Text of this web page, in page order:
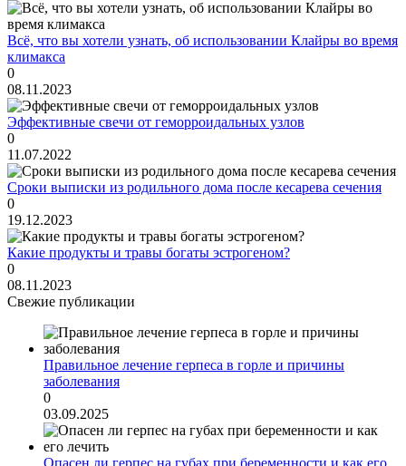
Всё, что вы хотели узнать, об использовании Клайры во время
климакса
0
08.11.2023
Эффективные свечи от геморроидальных узлов
0
11.07.2022
Сроки выписки из родильного дома после кесарева сечения
0
19.12.2023
Какие продукты и травы богаты эстрогеном?
0
08.11.2023
Свежие публикации
Правильное лечение герпеса в горле и причины
заболевания
0
03.09.2025
Опасен ли герпес на губах при беременности и как его